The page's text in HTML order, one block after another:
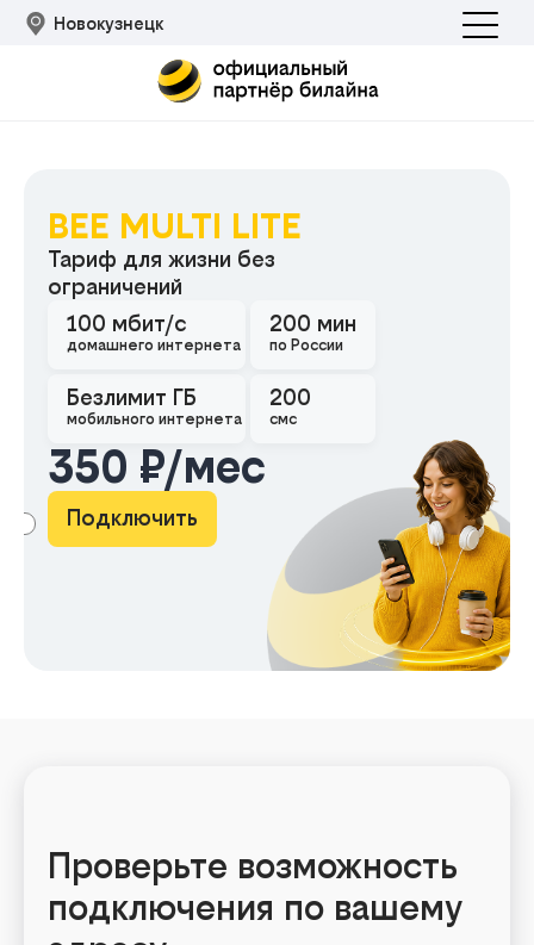
Новокузнецк
BEE MULTI LITE
Тариф для жизни без
ограничений
100 мбит/с
домашнего интернета
Безлимит ГБ
мобильного интернета
200 мин
по России
200
смс
350 ₽/мес
Подключить
Проверьте возможность
подключения по вашему